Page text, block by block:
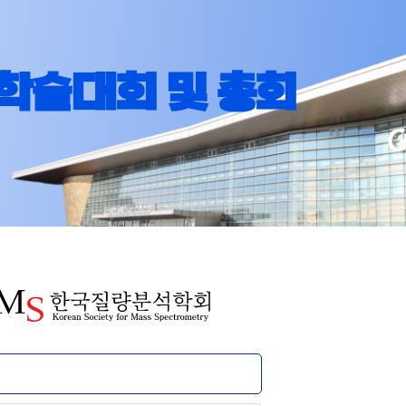
술대회 및 총회